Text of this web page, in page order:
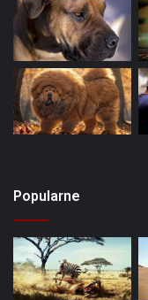
Popularne